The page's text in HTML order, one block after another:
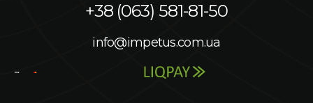
+38 (063) 581-81-50
info@impetus.com.ua